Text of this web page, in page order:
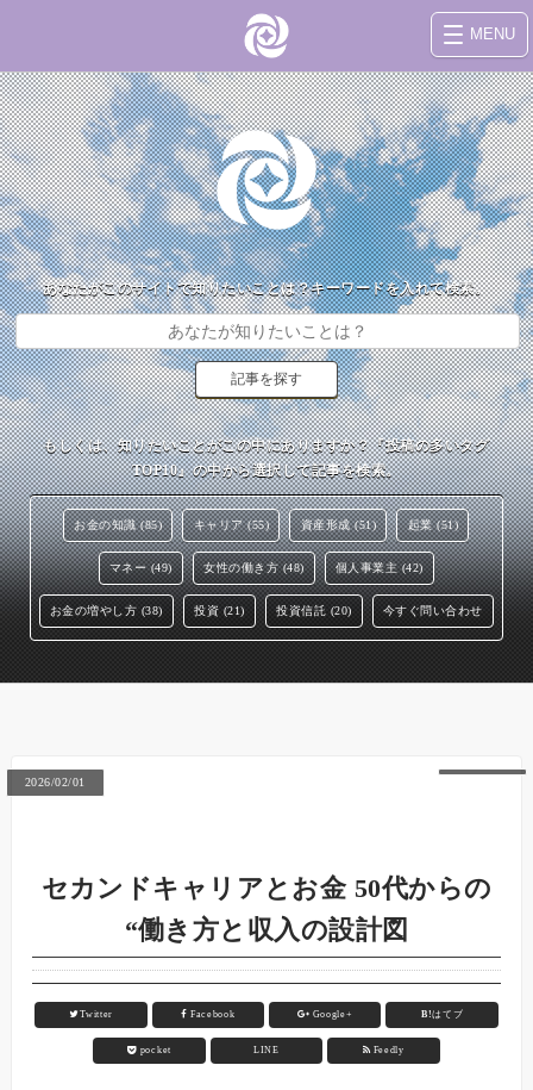
MENU
あなたがこのサイトで知りたいことは？キーワードを入れて検索。
もしくは、知りたいことがこの中にありますか？『投稿の多いタグ
TOP10』の中から選択して記事を検索。
お金の知識 (85) キャリア (55) 資産形成 (51) 起業 (51)
マネー (49) 女性の働き方 (48) 個人事業主 (42)
お金の増やし方 (38) 投資 (21) 投資信託 (20) 今すぐ問い合わせ
2026/02/01
セカンドキャリアとお金 50代からの
“働き方と収入の設計図
Twitter Facebook Google+ B!はてブ
pocket LINE Feedly